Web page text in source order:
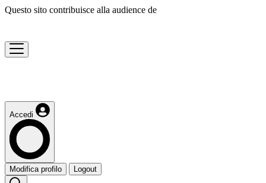
Questo sito contribuisce alla audience de
Accedi
Modifica profilo Logout